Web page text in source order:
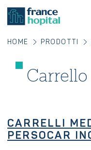
HOME PRODOTTI
CARRELLI
PERSOCAR